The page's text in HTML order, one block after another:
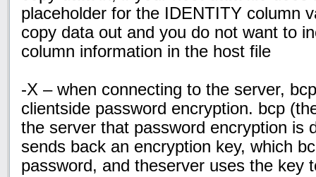
placeholder for the IDENTITY column
copy data out and you do not want to
column information in the host file
-X – when connecting to the server,
clientside password encryption. bcp
the server that password encryption is
sends back an encryption key, which
password, and theserver uses the key